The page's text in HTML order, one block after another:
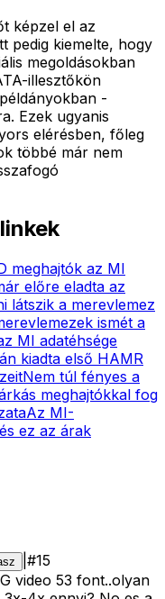
képzel el az
pedig kiemelte, hogy
megoldásokban
illesztőkön
-
Ezek ugyanis
elérésben, főleg
többé már nem
meghajtók az MI
előre eladta az
látszik a merevlemez
ismét a
MI adatéhsége
kiadta első HAMR
Nem túl fényes a
meghajtókkal fog
Az MI-
ez az árak
#15
video 53 font..olyan